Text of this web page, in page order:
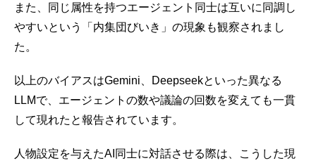
また、同じ属性を持つエージェント同士は互いに同調し
やすいという「内集団びいき」の現象も観察されまし
た。
以上のバイアスはGemini、Deepseekといった異なる
LLMで、エージェントの数や議論の回数を変えても一貫
して現れたと報告されています。
人物設定を与えたAI同士に対話させる際は、こうした現